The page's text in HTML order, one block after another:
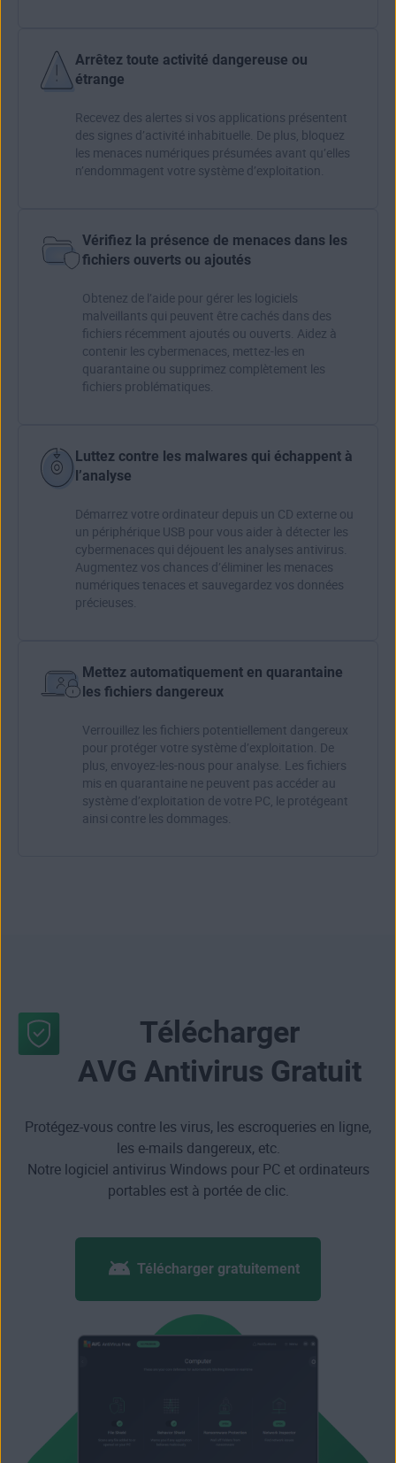
Arrêtez toute activité dangereuse ou
étrange
Recevez des alertes si vos applications présentent
des signes d’activité inhabituelle. De plus, bloquez
les menaces numériques présumées avant qu’elles
n’endommagent votre système d’exploitation.
Vérifiez la présence de menaces dans les
fichiers ouverts ou ajoutés
Obtenez de l’aide pour gérer les logiciels
malveillants qui peuvent être cachés dans des
fichiers récemment ajoutés ou ouverts. Aidez à
contenir les cybermenaces, mettez-les en
quarantaine ou supprimez complètement les
fichiers problématiques.
Luttez contre les malwares qui échappent à
l’analyse
Démarrez votre ordinateur depuis un CD externe ou
un périphérique USB pour vous aider à détecter les
cybermenaces qui déjouent les analyses antivirus.
Augmentez vos chances d’éliminer les menaces
numériques tenaces et sauvegardez vos données
précieuses.
Mettez automatiquement en quarantaine
les fichiers dangereux
Verrouillez les fichiers potentiellement dangereux
pour protéger votre système d’exploitation. De
plus, envoyez-les-nous pour analyse. Les fichiers
mis en quarantaine ne peuvent pas accéder au
système d’exploitation de votre PC, le protégeant
ainsi contre les dommages.
Télécharger
AVG Antivirus Gratuit
Protégez-vous contre les virus, les escroqueries en ligne,
les e-mails dangereux, etc.
Notre logiciel antivirus Windows pour PC et ordinateurs
portables est à portée de clic.
Télécharger gratuitement